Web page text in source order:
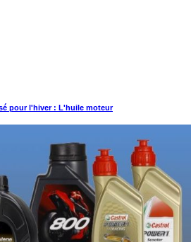
pour l'hiver : L'huile moteur